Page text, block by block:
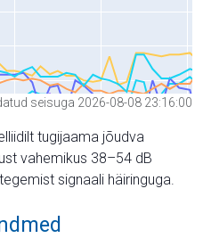
seisuga 2026-08-08 23:16:00
tugijaama jõudva
vahemikus 38–54 dB
signaali häiringuga.